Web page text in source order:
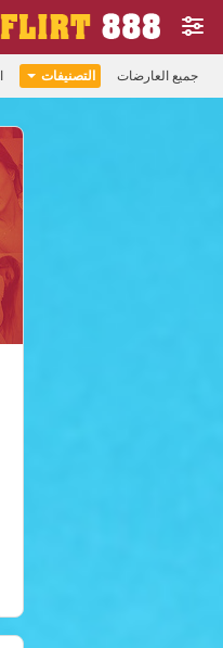
جميع العارضات التصنيفات